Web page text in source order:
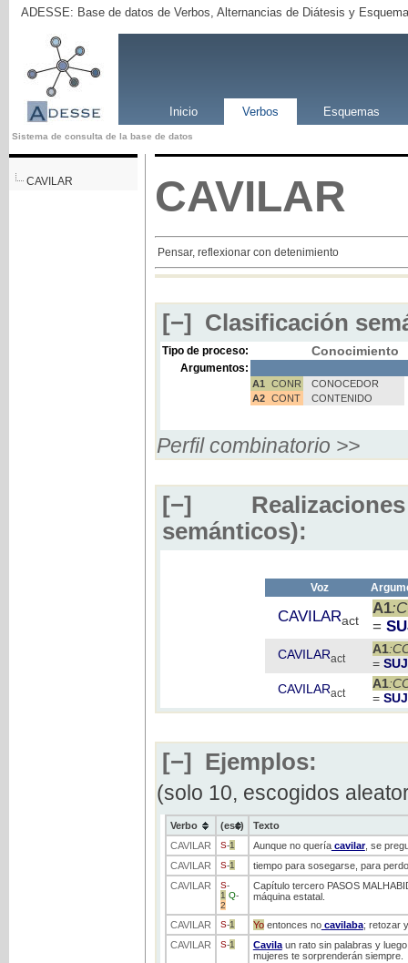
ADESSE: Base de datos de Verbos, Alternancias de Diátesis y
Inicio Verbos Esquemas
Sistema de consulta de la base de datos
CAVILAR CAVILAR
Pensar, reflexionar con detenimiento
[−] Clasificación
Tipo de proceso: Conocimiento
Argumentos:
A1 CONR CONOCEDOR
A2 CONT CONTENIDO
Perfil combinatorio >>
[−]
semánticos):
Voz
CAVILARact
A1
=
CAVILARact
A1
= SUJ
CAVILARact
A1
= SUJ
[−] Ejemplos:
(solo 10, escogidos
Verbo (ess)
Texto
CAVILAR
S-1 Aunque no queríacavilar, se
CAVILAR
S-1
tiempo para sosegarse, para
CAVILAR
S-
1 Q-
2
Capítulo tercero PASOS
máquina estatal.
CAVILAR S-1 Yoentonces nocavilaba; retozar
CAVILAR
S-1 Cavilaun rato sin palabras y luego
mujeres te sorprenderán siempre.